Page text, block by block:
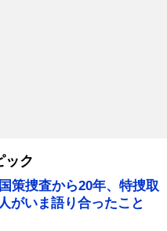
ック
捜査から20年、特捜取
がいま語り合ったこと